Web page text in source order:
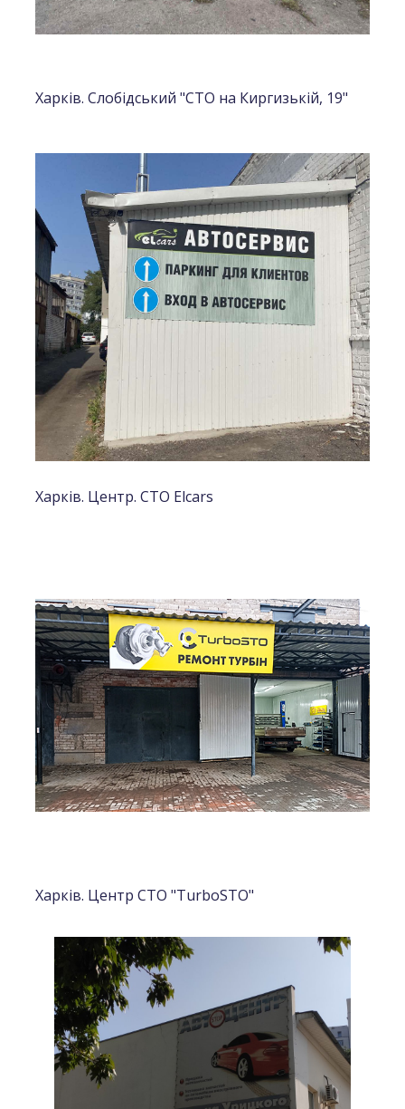
Харків. Слобідський "СТО на Киргизькій, 19"
Харків. Центр. СТО Elcars
Харків. Центр СТО "TurboSTO"